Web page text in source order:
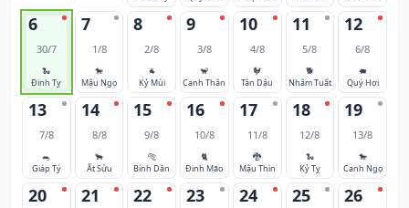
6
30/7
🐍
Đinh Tỵ
7
1/8
🐎
Mậu Ngọ
8
2/8
🐐
Kỷ Mùi
9
3/8
🐒
Canh Thân
10
4/8
🐓
Tân Dậu
11
5/8
🐕
Nhâm Tuất
12
6/8
🐖
Quý Hợi
13
7/8
🐀
Giáp Tý
14
8/8
🐂
Ất Sửu
15
9/8
🐅
Bính Dần
16
10/8
🐈
Đinh Mão
17
11/8
🐉
Mậu Thìn
18
12/8
🐍
Kỷ Tỵ
19
13/8
🐎
Canh Ngọ
20 21 22 23 24 25 26